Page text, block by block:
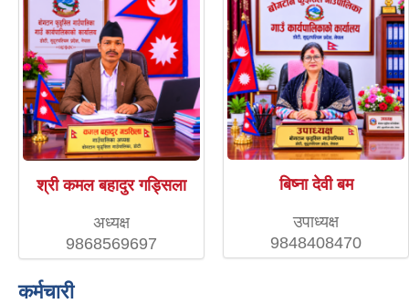
श्री कमल बहादुर गड्सिला
अध्यक्ष
9868569697
बिष्ना देवी बम
उपाध्यक्ष
9848408470
कर्मचारी